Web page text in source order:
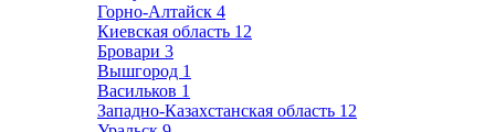
Горно-Алтайск 4
Киевская область 12
Бровари 3
Вышгород 1
Васильков 1
Западно-Казахстанская область 12